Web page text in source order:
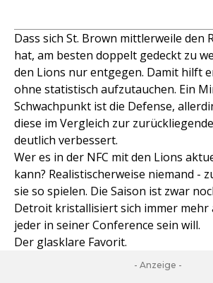
Dass sich St. Brown mittlerweile den
hat, am besten doppelt gedeckt zu
den Lions nur entgegen. Damit hilft
ohne statistisch aufzutauchen. Ein
Schwachpunkt ist die Defense,
diese im Vergleich zur
deutlich verbessert.
Wer es in der NFC mit den Lions
kann? Realistischerweise niemand -
sie so spielen. Die Saison ist zwar
Detroit kristallisiert sich immer mehr
jeder in seiner Conference sein will.
Der glasklare Favorit.
- Anzeige -